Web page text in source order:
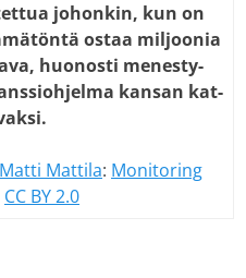
jo­hon­kin, kun on
os­taa mil­joo­nia
huo­nos­ti me­nes­ty­
kan­san kat­
Matti Mattila: Monitoring
CC BY 2.0